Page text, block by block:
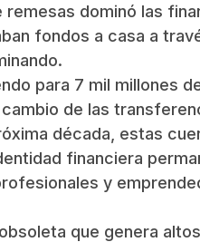
dominó las
fondos a casa a
para 7 mil millones
de las
década, estas
financiera
y
que genera